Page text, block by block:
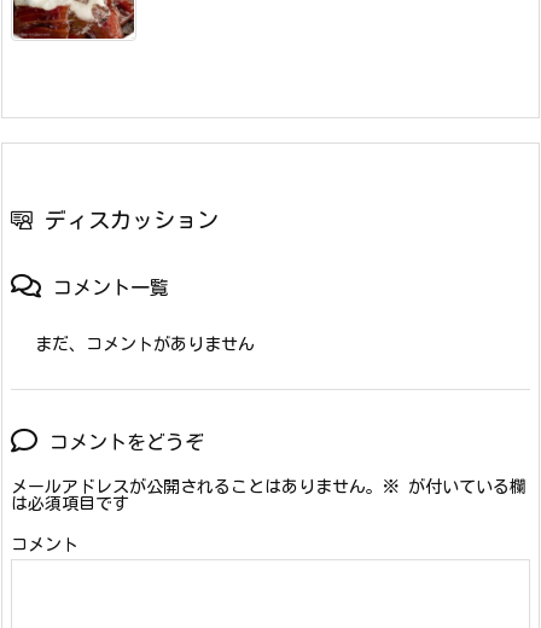
ディスカッション
コメント一覧
まだ、コメントがありません
コメントをどうぞ
メールアドレスが公開されることはありません。 ※ が付いている欄
は必須項目です
コメント